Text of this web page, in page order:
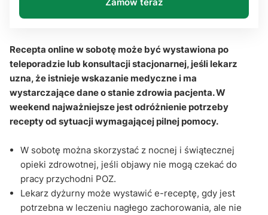
wymagają szczególnej ostrożności?
Recepta online w sobotę może być wystawiona po
teleporadzie lub konsultacji stacjonarnej, jeśli lekarz
uzna, że istnieje wskazanie medyczne i ma
wystarczające dane o stanie zdrowia pacjenta. W
weekend najważniejsze jest odróżnienie potrzeby
recepty od sytuacji wymagającej pilnej pomocy.
W sobotę można skorzystać z nocnej i świątecznej
opieki zdrowotnej, jeśli objawy nie mogą czekać do
pracy przychodni POZ.
Lekarz dyżurny może wystawić e-receptę, gdy jest
potrzebna w leczeniu nagłego zachorowania, ale nie